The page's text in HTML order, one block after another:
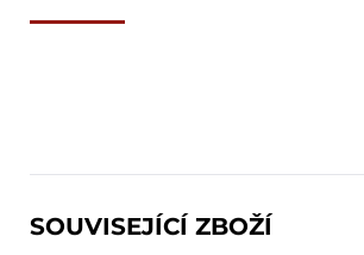
SOUVISEJÍCÍ ZBOŽÍ